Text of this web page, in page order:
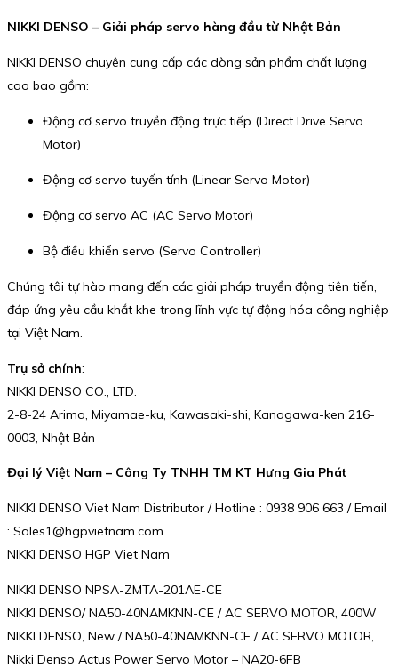
NIKKI DENSO – Giải pháp servo hàng đầu từ Nhật Bản
NIKKI DENSO chuyên cung cấp các dòng sản phẩm chất lượng
cao bao gồm:
Động cơ servo truyền động trực tiếp (Direct Drive Servo
Motor)
Động cơ servo tuyến tính (Linear Servo Motor)
Động cơ servo AC (AC Servo Motor)
Bộ điều khiển servo (Servo Controller)
Chúng tôi tự hào mang đến các giải pháp truyền động tiên tiến,
đáp ứng yêu cầu khắt khe trong lĩnh vực tự động hóa công nghiệp
tại Việt Nam.
Trụ sở chính:
NIKKI DENSO CO., LTD.
2-8-24 Arima, Miyamae-ku, Kawasaki-shi, Kanagawa-ken 216-
0003, Nhật Bản
Đại lý Việt Nam – Công Ty TNHH TM KT Hưng Gia Phát
NIKKI DENSO Viet Nam Distributor / Hotline : 0938 906 663 / Email
: Sales1@hgpvietnam.com
NIKKI DENSO HGP Viet Nam
NIKKI DENSO NPSA-ZMTA-201AE-CE
NIKKI DENSO/ NA50-40NAMKNN-CE / AC SERVO MOTOR, 400W
NIKKI DENSO, New / NA50-40NAMKNN-CE / AC SERVO MOTOR,
Nikki Denso Actus Power Servo Motor – NA20-6FB